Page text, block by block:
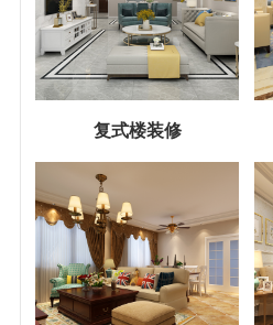
复式楼装修